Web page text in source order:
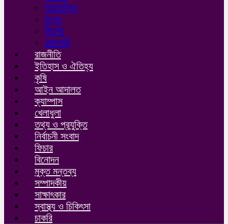
ময়মনসিংহ
রংপুর
সিলেট
রাজশাহী
রাজনীতি
ইতিহাস ও ঐতিহ্য
কৃষি
আইন আদালত
ক্যাম্পাস
খেলাধুলা
তথ্য ও প্রযুক্তি
নির্বাচনী সংবাদ
ফিচার
বিনোদন
মুক্ত মন্তব্য
সম্পাদকীয়
সাক্ষাৎকার
স্বাস্থ্য ও চিকিৎসা
চাকরি